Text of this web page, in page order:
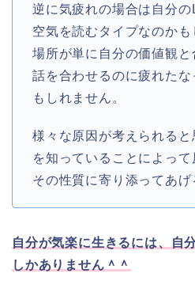
逆に気疲れの場合は自分
空気を読むタイプなのか
場所が単に自分の価値観
話を合わせるのに疲れた
もしれません。
様々な原因が考えられる
を知っていることによって
その性質に寄り添ってあげ
自分が気楽に生きるには、自
しかありません＾＾